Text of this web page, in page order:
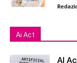
Ai Act
AI